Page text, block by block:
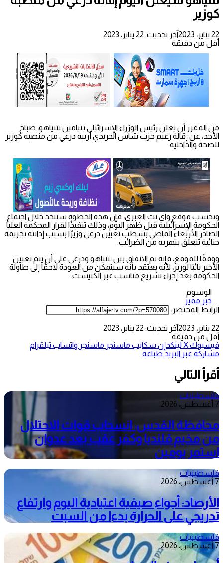
كوزير
22 يناير، 2023
آخر تحديث: 22 يناير، 2023
أقل من دقيقة
من المقرر أن يعلن رئيس الوزراء الإسرائيلي بنيامين نتنياهو، صباح
الأحد، عن إقالة زعيم حزب شاس الحريدي أرييه درعي من منصبه كوزير
للصحة والداخلية.
وبحسب موقع واي نت العبري، فإن هذه الخطوة ستتخذ خلال اجتماع
الحكومة الإسرائيلية قبل ظهر اليوم، وذلك تنفيذًا لقرار المحكمة العليا
الصادر الأربعاء الماضي بشطب تعيين درعي وزيرًا بسبب إدانته بجريمة
جنائية تتعلق بتهربه من الضرائب.
ووفقًا للموقع، فإنه تم الاتفاق بين نتنياهو ودرعي على أن يتم تعيين
الأخير نائبًا لوزير، لأنه يعتقد بأنه سيتمكن من العودة لاحقًا إلى طاولة
الحكومة بعد إجراء تشريع مناسب عبر الكنيست.
الوسوم
خبر مميز
الرابط المختصر:
22 يناير، 2023
آخر تحديث: 22 يناير، 2023
أقل من دقيقة
فيسبوك‫Xلينكدإن سكايب ماسنجر ماسنجر واتساب تيلقرام
مشاركة عبر البريد طباعة
أقرأ التالي
فلسطينيات
7 أغسطس، 2026
محافظة القدس: انسحاب قوات الاحتلال
من مخيم قلنديا وكفر عقب بعد عدوان
استمر يومين
فلسطينيات
7 أغسطس، 2026
الأرصاد: أجواء صيفية اعتيادية اليوم وارتفاع
تدريجي على الحرارة بدءا من السبت
فلسطينيات
7 أغسطس، 2026